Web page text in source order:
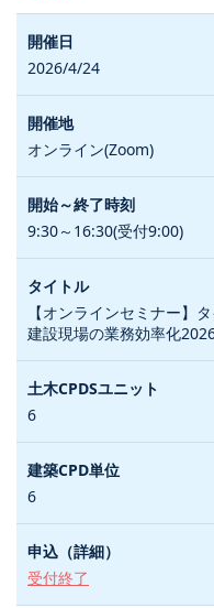
2026/4/24
オンライン(Zoom)
9:30～16:30(受付9:00)
【オンラインセミナー】
建設現場の業務効率化
6
6
受付終了